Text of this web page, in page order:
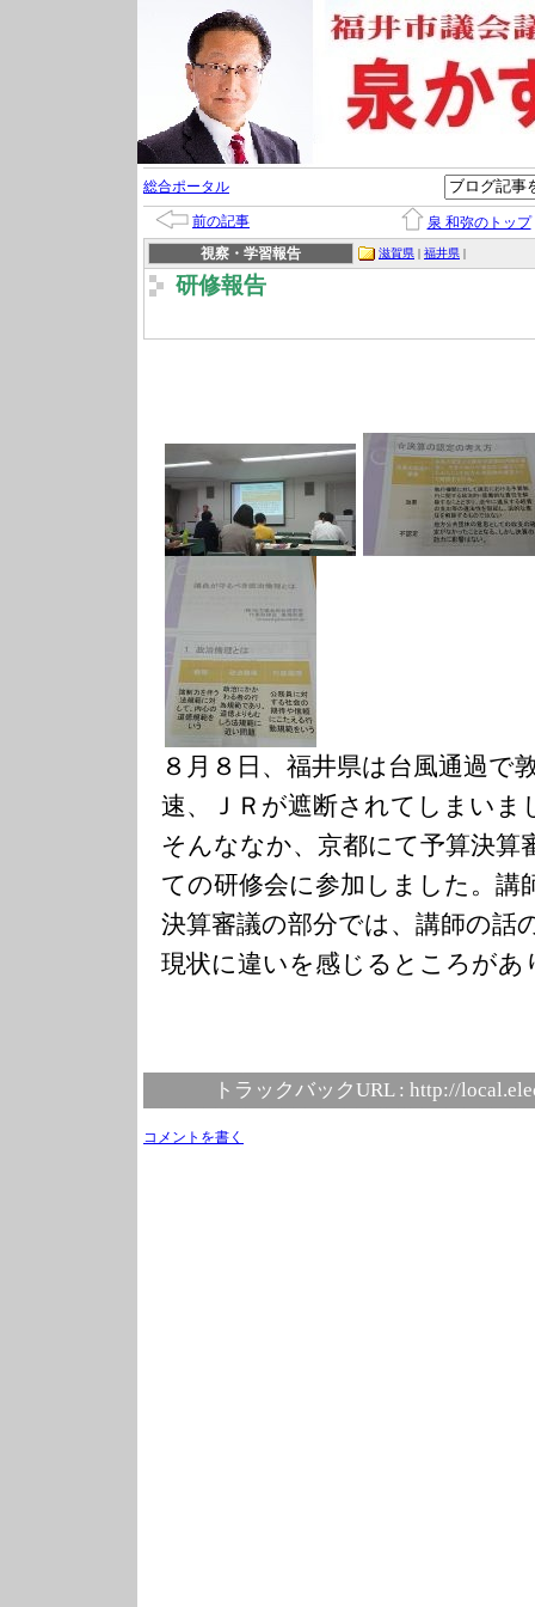
総合ポータル
前の記事
泉 和弥のトップ
視察・学習報告
滋賀県 | 福井県 |
研修報告
８月８日、福井県は台風通過で
速、ＪＲが遮断されてしまいま
そんななか、京都にて予算決算
ての研修会に参加しました。講
決算審議の部分では、講師の話
現状に違いを感じるところがあ
トラックバックURL : http://
コメントを書く